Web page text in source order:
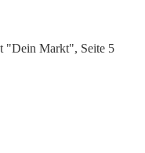
"Dein Markt", Seite 5